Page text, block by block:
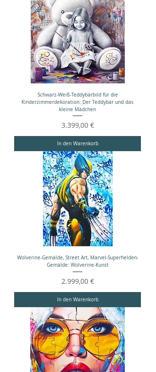
Schwarz-Weiß-Teddybärbild für die
Kinderzimmerdekoration: Der Teddybär und das
kleine Mädchen
Preis
3.399,00 €
In den Warenkorb
Wolverine-Gemälde, Street Art, Marvel-Superhelden-
Gemälde: Wolverine-Kunst
Preis
2.999,00 €
In den Warenkorb